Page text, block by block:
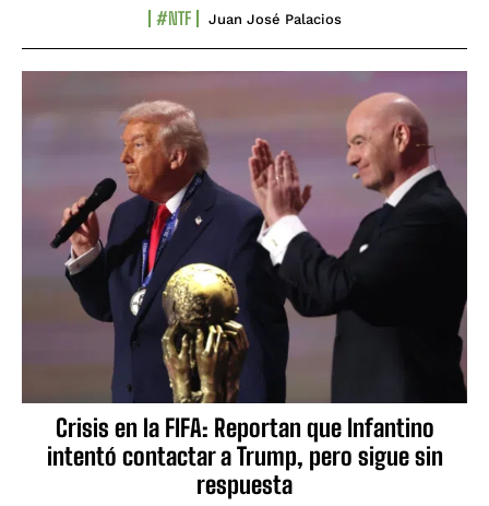
#NTF Juan José Palacios
Crisis en la FIFA: Reportan que Infantino
intentó contactar a Trump, pero sigue sin
respuesta